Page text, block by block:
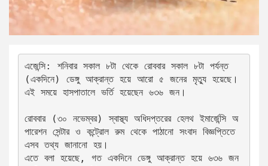
এজেন্সি: শনিবার সকাল ৮টা থেকে রোববার সকাল ৮টা পর্যন্ত
(একদিনে) ডেঙ্গু আক্রান্ত হয়ে আরো ৫ জনের মৃত্যু হয়েছে।
এই সময়ে হাসপাতালে ভর্তি হয়েছেন ৬৩৬ জন।
রোববার (৩০ নভেম্বর) স্বাস্থ্য অধিদপ্তরের হেলথ ইমার্জেন্সি অ
পারেশন সেন্টার ও কন্ট্রোল রুম থেকে পাঠানো সংবাদ বিজ্ঞপ্তিতে
এসব তথ্য জানানো হয়।
এতে বলা হয়েছে, গত একদিনে ডেঙ্গু আক্রান্ত হয়ে ৬৩৬ জন